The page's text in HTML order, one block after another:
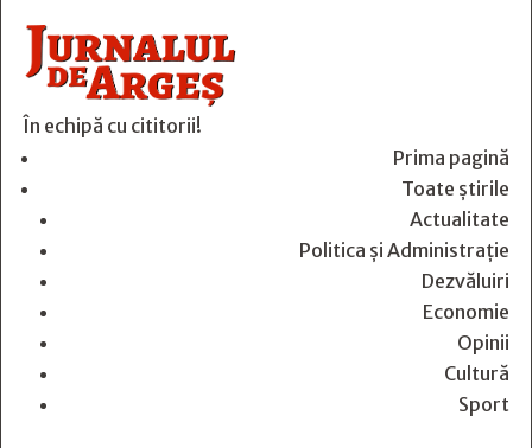
În echipă cu cititorii!
Prima pagină
Toate știrile
Actualitate
Politica și Administrație
Dezvăluiri
Economie
Opinii
Cultură
Sport